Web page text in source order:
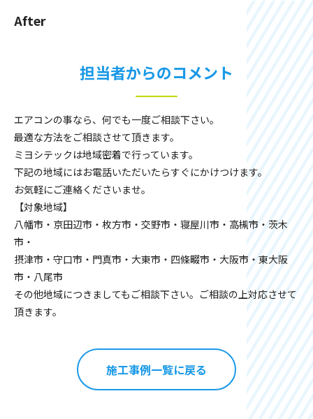
After
担当者からのコメント
エアコンの事なら、何でも一度ご相談下さい。
最適な方法をご相談させて頂きます。
ミヨシテックは地域密着で行っています。
下記の地域にはお電話いただいたらすぐにかけつけます。
お気軽にご連絡くださいませ。
【対象地域】
八幡市・京田辺市・枚方市・交野市・寝屋川市・高槻市・茨木
市・
摂津市・守口市・門真市・大東市・四條畷市・大阪市・東大阪
市・八尾市
その他地域につきましてもご相談下さい。ご相談の上対応させて
頂きます。
施工事例一覧に戻る